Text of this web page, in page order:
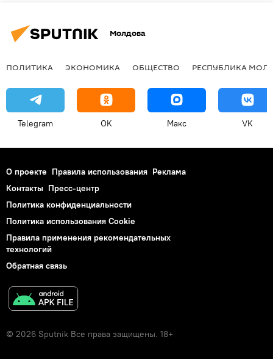
Молдова
ПОЛИТИКА ЭКОНОМИКА ОБЩЕСТВО РЕСПУБЛИКА
Telegram OK Макс VK
О проекте Правила использования Реклама
Контакты Пресс-центр
Политика конфиденциальности
Политика использования Cookie
Правила применения рекомендательных
технологий
Обратная связь
© 2026 Sputnik Все права защищены. 18+